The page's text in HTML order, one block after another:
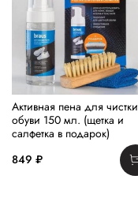
Активная пена для чистки
обуви 150 мл. (щетка и
салфетка в подарок)
849 ₽